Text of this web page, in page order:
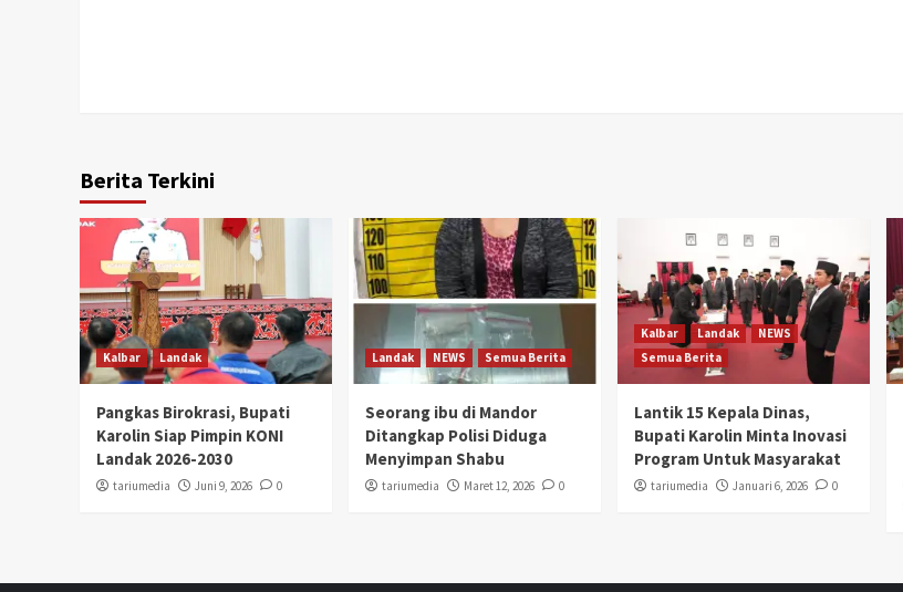
Berita Terkini
Kalbar Landak
Pangkas Birokrasi, Bupati
Karolin Siap Pimpin KONI
Landak 2026-2030
tariumedia Juni 9, 2026 0
Landak NEWS Semua Berita
Seorang ibu di Mandor
Ditangkap Polisi Diduga
Menyimpan Shabu
tariumedia Maret 12, 2026 0
Kalbar Landak
NEWS
Semua Berita
Lantik 15 Kepala Dinas,
Bupati Karolin Minta Inovasi
Program Untuk Masyarakat
tariumedia Januari 6, 2026 0